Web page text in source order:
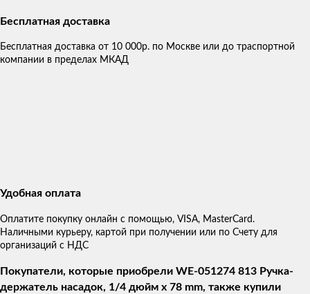
Бесплатная доставка
Бесплатная доставка от 10 000р. по Москве или до траспортной
компании в пределах МКАД
Удобная оплата
Оплатите покупку онлайн с помощью, VISA, MasterCard.
Наличными курьеру, картой при получении или по Счету для
организаций с НДС
Покупатели, которые приобрели WE-051274 813 Ручка-
держатель насадок, 1/4 дюйм x 78 mm, также купили